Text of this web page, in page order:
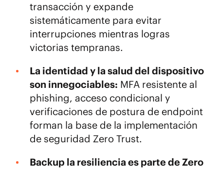
transacción y expande
sistemáticamente para evitar
interrupciones mientras logras
victorias tempranas.
La identidad y la salud del dispositivo
son innegociables: MFA resistente al
phishing, acceso condicional y
verificaciones de postura de endpoint
forman la base de la implementación
de seguridad Zero Trust.
Backup la resiliencia es parte de Zero